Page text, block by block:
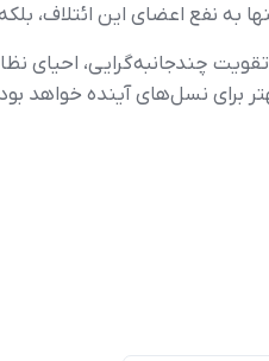
به نفع اعضای این ائتلاف،
چندجانبه‌گرایی، احیای
برای نسل‌های آینده خواهد